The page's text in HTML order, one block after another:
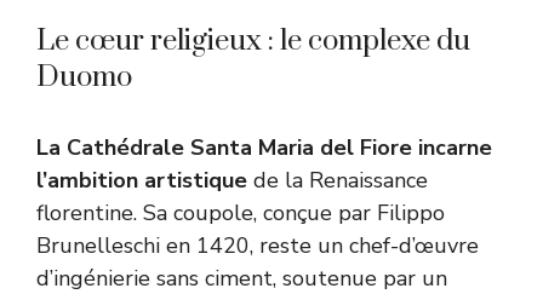
Le cœur religieux : le complexe du
Duomo
La Cathédrale Santa Maria del Fiore incarne
l’ambition artistique de la Renaissance
florentine. Sa coupole, conçue par Filippo
Brunelleschi en 1420, reste un chef-d’œuvre
d’ingénierie sans ciment, soutenue par un